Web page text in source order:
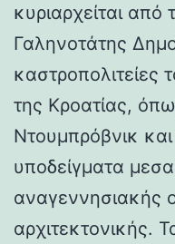
κυριαρχείται
Γαληνοτάτης
καστροπολιτείες
της Κροατίας,
Ντουμπρόβνικ
υποδείγματα
αναγεννησιακής
αρχιτεκτονικής.